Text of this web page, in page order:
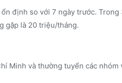
định so với 7 ngày trước. Trong
gặp là 20 triệu/tháng.
Minh và thường tuyển các nhóm